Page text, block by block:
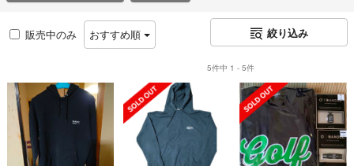
販売中のみ おすすめ順 絞り込み
5件中 1 - 5件